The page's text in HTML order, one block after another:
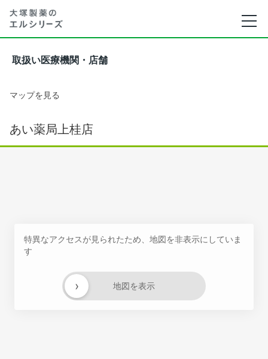
取扱い医療機関・店舗
マップを見る
あい薬局上桂店
特異なアクセスが見られたため、地図を非表示にしていま
す
地図を表示
›